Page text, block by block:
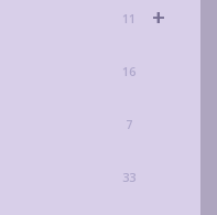
+
11
16
7
33